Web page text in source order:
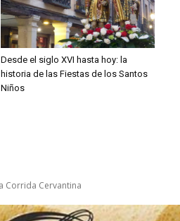
Desde el siglo XVI hasta hoy: la
historia de las Fiestas de los Santos
Niños